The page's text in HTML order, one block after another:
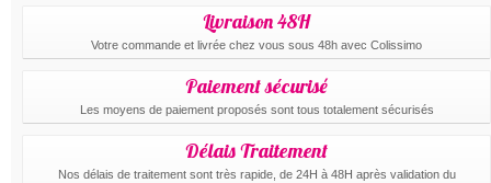
Livraison 48H
Votre commande et livrée chez vous sous 48h avec Colissimo
Paiement sécurisé
Les moyens de paiement proposés sont tous totalement sécurisés
Délais Traitement
Nos délais de traitement sont très rapide, de 24H à 48H après validation du